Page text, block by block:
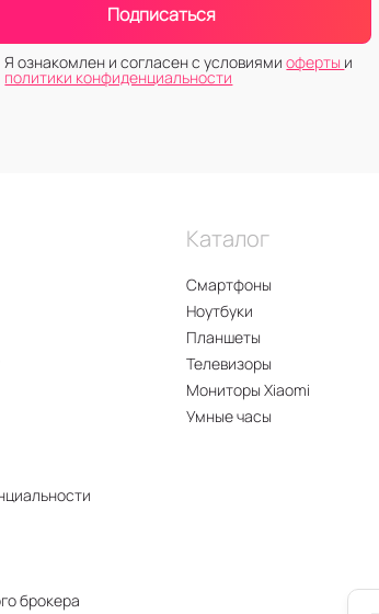
Подписаться
Я ознакомлен и согласен с условиямиоферты и
политики конфиденциальности
брокера
Каталог
Смартфоны
Ноутбуки
Планшеты
Телевизоры
Мониторы Xiaomi
Умные часы